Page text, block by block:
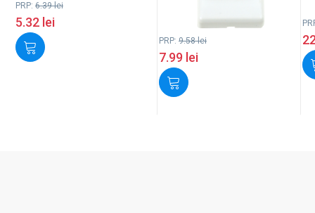
PRP: 6.39lei
5.32 lei
PRP: 9.58lei
7.99 lei